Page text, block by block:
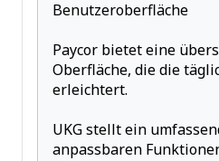
Benutzeroberfläche
Paycor bietet eine
Oberfläche, die die
erleichtert.
UKG stellt ein
anpassbaren